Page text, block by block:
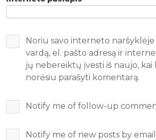
Noriu savo interneto naršyklėje
vardą, el. pašto adresą ir
jų nebereiktų įvesti iš naujo, kai
norėsiu parašyti komentarą.
Notify me of follow-up
Notify me of new posts by